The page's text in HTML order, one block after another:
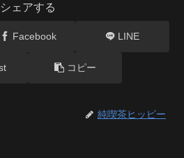
シェアする
Facebook LINE
コピー
純喫茶ヒッピー